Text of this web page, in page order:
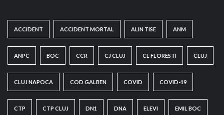
ACCIDENT ACCIDENT MORTAL ALIN TISE ANM
ANPC BOC CCR CJ CLUJ CL FLORESTI CLUJ
CLUJ NAPOCA COD GALBEN COVID COVID-19
CTP CTP CLUJ DN1 DNA ELEVI EMIL BOC